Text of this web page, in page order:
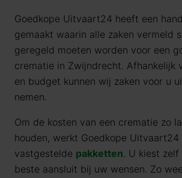
Goedkope Uitvaart24 heeft een
gemaakt waarin alle zaken vermeld
geregeld moeten worden voor een
crematie in Zwijndrecht. Afhankelijk
en budget kunnen wij zaken voor u
nemen.
Om de kosten van een crematie zo
houden, werkt Goedkope
vastgestelde pakketten. U kiest
beste aansluit bij uw wensen. Zo